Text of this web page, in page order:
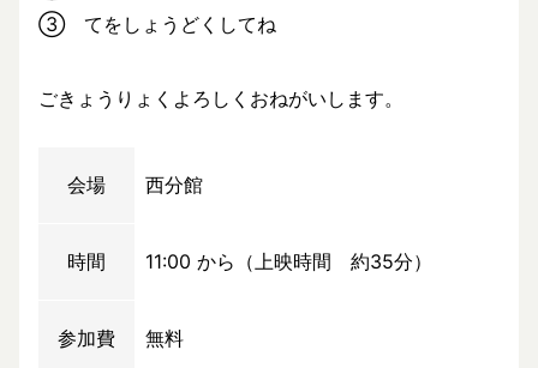
③ てをしょうどくしてね
ごきょうりょくよろしくおねがいします。
会場 西分館
時間 11:00 から（上映時間 約35分）
参加費 無料